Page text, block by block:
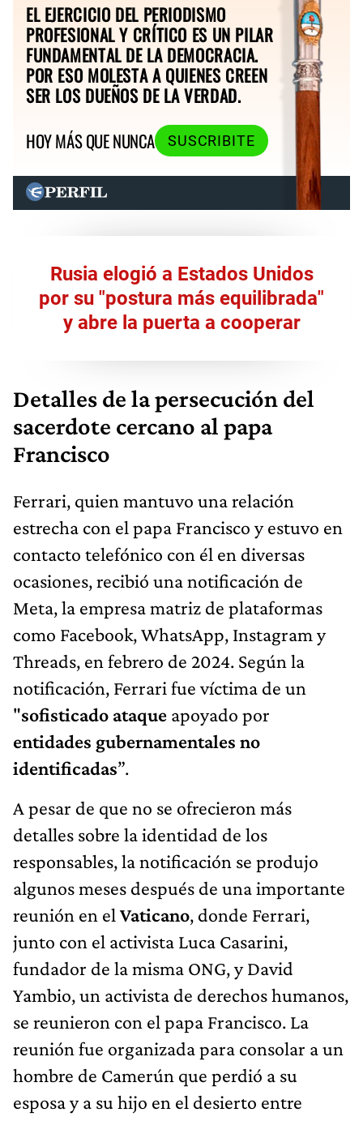
EL EJERCICIO DEL PERIODISMO
PROFESIONAL Y CRÍTICO ES UN PILAR
FUNDAMENTAL DE LA DEMOCRACIA.
POR ESO MOLESTA A QUIENES CREEN
SER LOS DUEÑOS DE LA VERDAD.
HOY MÁS QUE NUNCA
SUSCRIBITE
Rusia elogió a Estados Unidos
por su "postura más equilibrada"
y abre la puerta a cooperar
Detalles de la persecución del
sacerdote cercano al papa
Francisco
Ferrari, quien mantuvo una relación
estrecha con el papa Francisco y estuvo en
contacto telefónico con él en diversas
ocasiones, recibió una notificación de
Meta, la empresa matriz de plataformas
como Facebook, WhatsApp, Instagram y
Threads, en febrero de 2024. Según la
notificación, Ferrari fue víctima de un
"sofisticado ataque apoyado por
entidades gubernamentales no
identificadas”.
A pesar de que no se ofrecieron más
detalles sobre la identidad de los
responsables, la notificación se produjo
algunos meses después de una importante
reunión en el Vaticano, donde Ferrari,
junto con el activista Luca Casarini,
fundador de la misma ONG, y David
Yambio, un activista de derechos humanos,
se reunieron con el papa Francisco. La
reunión fue organizada para consolar a un
hombre de Camerún que perdió a su
esposa y a su hijo en el desierto entre